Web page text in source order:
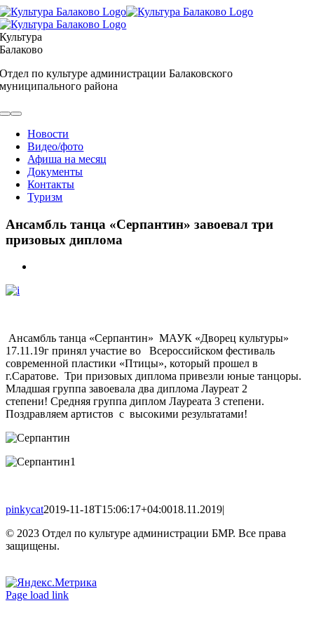
Skip
to
content
Культура
Балаково
Отдел по культуре администрации Балаковского
муниципального района
Toggle
NavigationНовости
Видео/фото
Афиша на месяц
Документы
Контакты
Туризм
Ансамбль танца «Серпантин» завоевал три
призовых диплома
Ансамбль танца «Серпантин» МАУК «Дворец культуры»
17.11.19г принял участие во
Всероссийском фестиваль
современной пластики «Птицы», который прошел в
г.Саратове. Три призовых диплома привезли юные танцоры.
Младшая группа завоевала два диплома Лауреат 2
степени! Средняя группа диплом Лауреата 3 степени.
Поздравляем артистов с высокими результатами!
pinkycat2019-11-18T15:06:17+04:0018.11.2019|
© 2023 Отдел по культуре администрации БМР. Все права
защищены.
Вконтакте
Одноклассники
Page load link